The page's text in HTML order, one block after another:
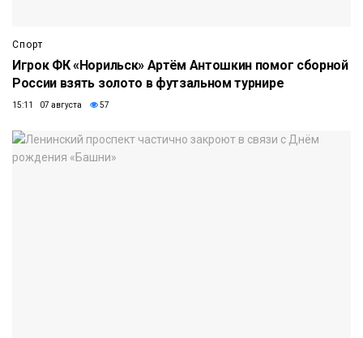
Спорт
Игрок ФК «Норильск» Артём Антошкин помог сборной
России взять золото в футзальном турнире
15:11 07 августа 57